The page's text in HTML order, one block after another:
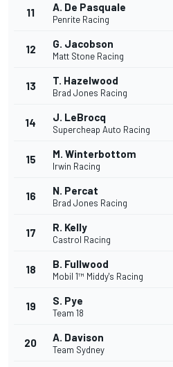
11 A. De Pasquale
Penrite Racing
12 G. Jacobson
Matt Stone Racing
13 T. Hazelwood
Brad Jones Racing
14 J. LeBrocq
Supercheap Auto Racing
15 M. Winterbottom
Irwin Racing
16 N. Percat
Brad Jones Racing
17 R. Kelly
Castrol Racing
18 B. Fullwood
Mobil 1™ Middy's Racing
19 S. Pye
Team 18
20 A. Davison
Team Sydney